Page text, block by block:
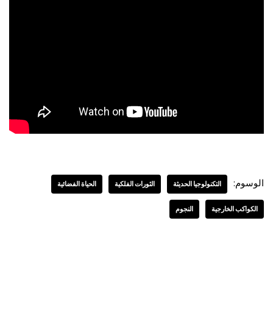
الوسوم: التكنولوجيا الحديثة الثورات الفلكية الحياة الفضائية
الكواكب الخارجية النجوم